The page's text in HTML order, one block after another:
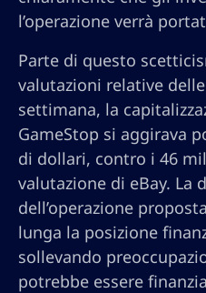
l’operazione verrà
Parte di questo
valutazioni relative
settimana, la
GameStop si aggirava
di dollari, contro i 46
valutazione di eBay. La
dell’operazione
lunga la posizione
sollevando
potrebbe essere